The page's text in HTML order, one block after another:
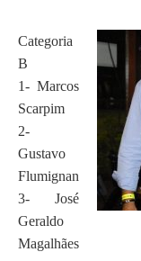
Categoria
B
1- Marcos
Scarpim
2-
Gustavo
Flumignan
3- José
Geraldo
Magalhães